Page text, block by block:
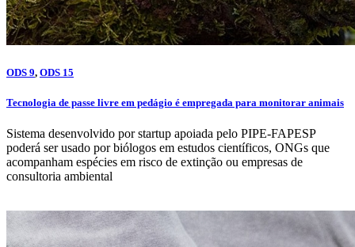
ODS 9, ODS 15
Tecnologia de passe livre em pedágio é empregada para monitorar animais
Sistema desenvolvido por startup apoiada pelo PIPE-FAPESP
poderá ser usado por biólogos em estudos científicos, ONGs que
acompanham espécies em risco de extinção ou empresas de
consultoria ambiental